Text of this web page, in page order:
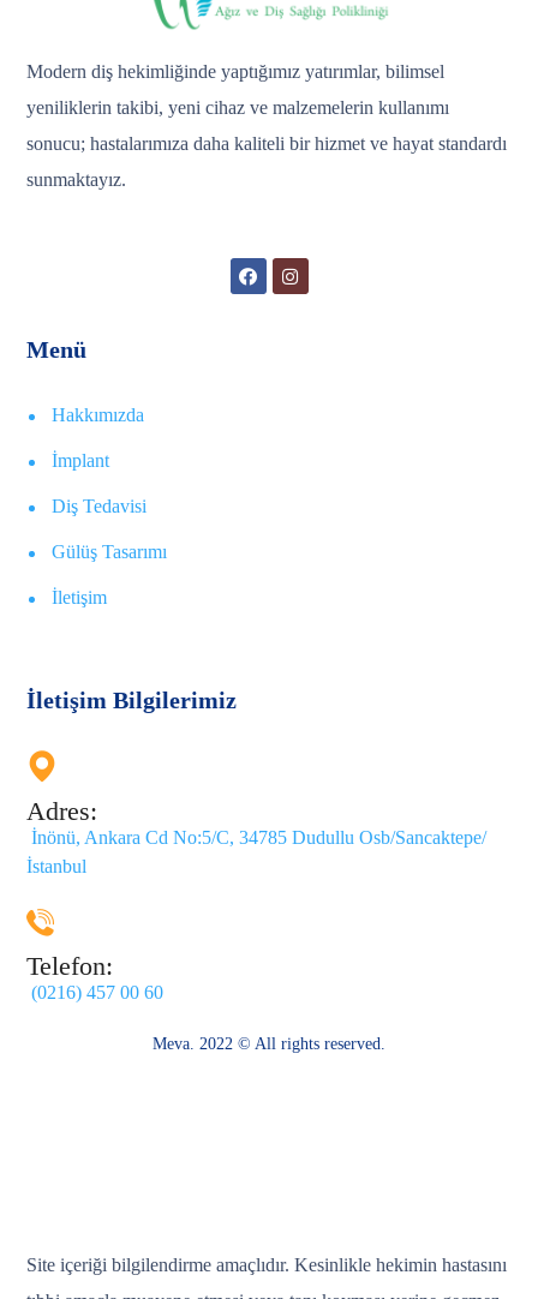
Modern diş hekimliğinde yaptığımız yatırımlar, bilimsel
yeniliklerin takibi, yeni cihaz ve malzemelerin kullanımı
sonucu; hastalarımıza daha kaliteli bir hizmet ve hayat standardı
sunmaktayız.
Menü
Hakkımızda
İmplant
Diş Tedavisi
Gülüş Tasarımı
İletişim
İletişim Bilgilerimiz
Adres:
İnönü, Ankara Cd No:5/C, 34785 Dudullu Osb/Sancaktepe/
İstanbul
Telefon:
(0216) 457 00 60
Meva. 2022 © All rights reserved.
Site içeriği bilgilendirme amaçlıdır. Kesinlikle hekimin hastasını